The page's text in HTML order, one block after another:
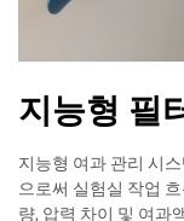
지능형 필
지능형 여과 관리 시
으로써 실험실 작업
량, 압력 차이 및 여과